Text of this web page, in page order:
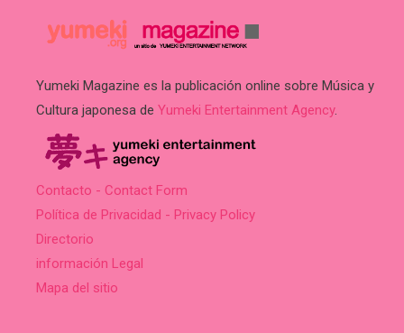
Yumeki Magazine es la publicación online sobre Música y
Cultura japonesa de Yumeki Entertainment Agency.
Contacto - Contact Form
Política de Privacidad - Privacy Policy
Directorio
información Legal
Mapa del sitio